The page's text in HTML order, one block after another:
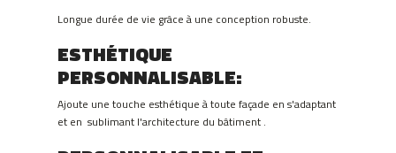
Longue durée de vie grâce à une conception robuste.
ESTHÉTIQUE
PERSONNALISABLE:
Ajoute une touche esthétique à toute façade en s'adaptant
et en sublimant l'architecture du bâtiment .